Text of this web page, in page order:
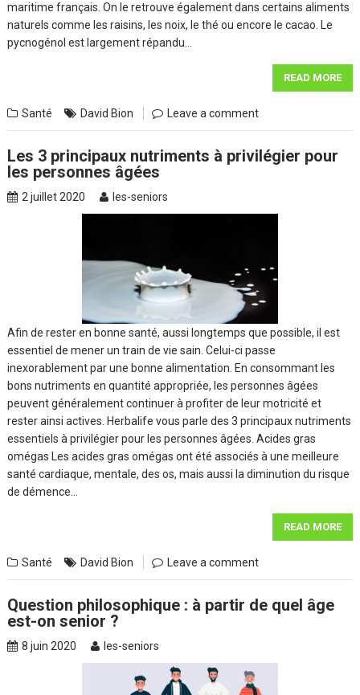
maritime français. On le retrouve également dans certains aliments
naturels comme les raisins, les noix, le thé ou encore le cacao. Le
pycnogénol est largement répandu…
READ MORE
Santé David Bion Leave a comment
Les 3 principaux nutriments à privilégier pour
les personnes âgées
2 juillet 2020 les-seniors
Afin de rester en bonne santé, aussi longtemps que possible, il est
essentiel de mener un train de vie sain. Celui-ci passe
inexorablement par une bonne alimentation. En consommant les
bons nutriments en quantité appropriée, les personnes âgées
peuvent généralement continuer à profiter de leur motricité et
rester ainsi actives. Herbalife vous parle des 3 principaux nutriments
essentiels à privilégier pour les personnes âgées. Acides gras
omégas Les acides gras omégas ont été associés à une meilleure
santé cardiaque, mentale, des os, mais aussi la diminution du risque
de démence…
READ MORE
Santé David Bion Leave a comment
Question philosophique : à partir de quel âge
est-on senior ?
8 juin 2020 les-seniors